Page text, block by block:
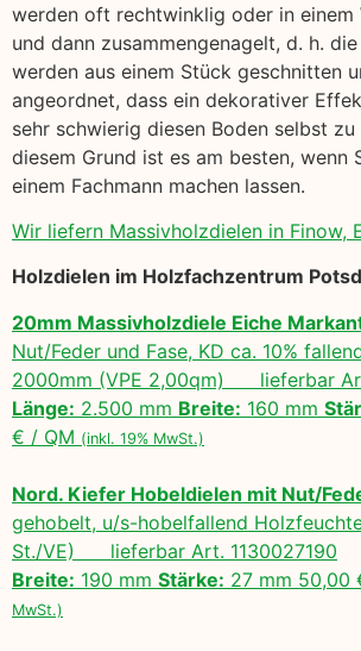
werden oft rechtwinklig oder in einem
und dann zusammengenagelt, d. h.
werden aus einem Stück geschnitten
angeordnet, dass ein dekorativer
sehr schwierig diesen Boden selbst zu
diesem Grund ist es am besten, wenn
einem Fachmann machen lassen.
Wir liefern Massivholzdielen in Finow,
Holzdielen im Holzfachzentrum
20mm Massivholzdiele Eiche
Nut/Feder und Fase, KD ca. 10%
2000mm (VPE 2,00qm) lieferbar
Länge: 2.500 mm Breite: 160 mm
€ / QM (inkl. 19% MwSt.)
Nord. Kiefer Hobeldielen mit Nut/
gehobelt, u/s-hobelfallend
St./VE) lieferbar Art. 1130027190
Breite: 190 mm Stärke: 27 mm 50,00
MwSt.)